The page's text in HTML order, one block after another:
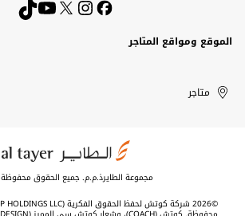
الموقع ومواقع المتاجر
United
Arab
Kuwait
الإمارات
العربية
الكويت
متاجر
مجموعة الطايرذ.م.م. جميع الحقوق محفوظة 2026